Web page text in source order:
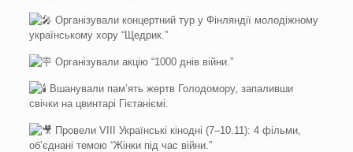
Організували концертний тур у Фінляндії молодіжному
українському хору “Щедрик.”
Організували акцію “1000 днів війни.”
Вшанували пам’ять жертв Голодомору, запаливши
свічки на цвинтарі Гієтаніємі.
Провели VIII Українські кінодні (7–10.11): 4 фільми,
об’єднані темою “Жінки під час війни.”